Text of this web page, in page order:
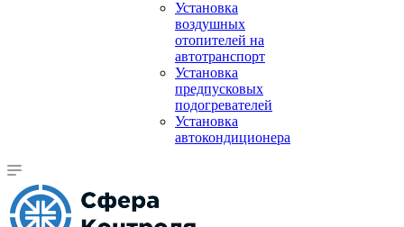
Установка
воздушных
отопителей на
автотранспорт
Установка
предпусковых
подогревателей
Установка
автокондиционера